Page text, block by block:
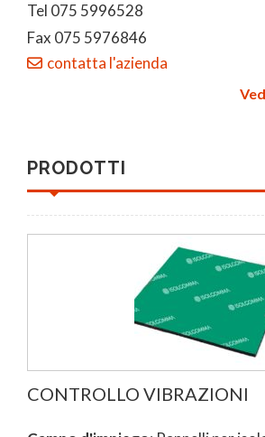
Tel 075 5996528
Fax 075 5976846
contatta l'azienda
PRODOTTI
CONTROLLO VIBRAZIONI